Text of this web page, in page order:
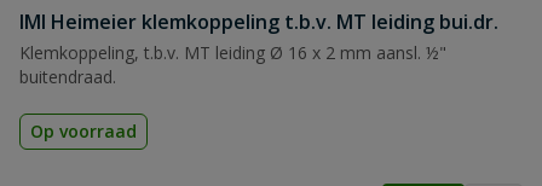
IMI Heimeier klemkoppeling t.b.v. MT leiding bui.dr.
Klemkoppeling, t.b.v. MT leiding Ø 16 x 2 mm aansl. ½"
buitendraad.
Op voorraad